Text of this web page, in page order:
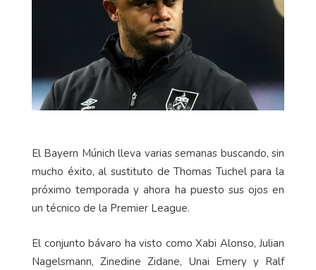
El Bayern Múnich lleva varias semanas buscando, sin
mucho éxito, al sustituto de Thomas Tuchel para la
próximo temporada y ahora ha puesto sus ojos en
un técnico de la Premier League.
El conjunto bávaro ha visto como Xabi Alonso, Julian
Nagelsmann, Zinedine Zidane, Unai Emery y Ralf